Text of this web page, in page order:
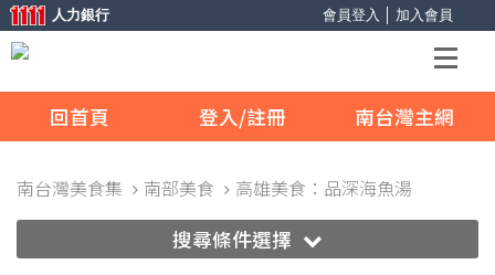
會員登入 加入會員
人力銀行
回首頁 登入/註冊 南台灣主網
南台灣美食集 南部美食 高雄美食：品深海魚湯
搜尋條件選擇